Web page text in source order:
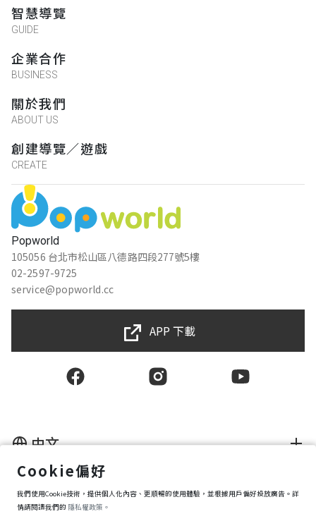
Popworld
105056 台北市松山區八德路四段277號5樓
02-2597-9725
service@popworld.cc
智慧導覽
GUIDE
企業合作
BUSINESS
關於我們
ABOUT US
創建導覽／遊戲
CREATE
APP 下載
隱私權保護政策
資訊安全政策
中文
Cookie偏好
我們使用Cookie技術，提供個人化內容、更順暢的使用體驗，並根據用戶偏好投放廣告。詳
情請閱讀我們的 隱私權政策。